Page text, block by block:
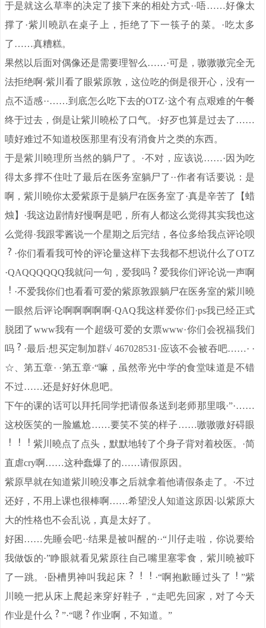
于是就这么草率的决定了接下来的相处方式··唔……好像太
撑了·紫川曉趴在桌子上，拒绝了下一筷子的菜。·吃太多
了……真糟糕。
果然以后面对偶像还是需要理智么……·可是，嗷嗷嗷完全无
法拒绝啊·紫川看了眼紫原敦，这位吃的倒是很开心，没有一
点不适感··……到底怎么吃下去的OTZ·这个有点艰难的午餐
终于过去，倒是让紫川曉松了口气。·好歹也算是过去了……
啧好难过不知道校医那里有没有消食片之类的东西。
于是紫川曉理所当然的躺尸了。·不对，应该说……·因为吃
得太多撑不住吐了最后在医务室躺尸了··作者有话要说：是
啊，紫川曉你太爱紫原于是躺尸在医务室了·真是辛苦了【蜡
烛】·我这边剧情好慢啊是吧，所有人都这么觉得其实我也这
么觉得·我跟零酱说一个星期之后完结，各位多给我点评论呗
·你们看看我可怜的评论量这样下去我都不想说什么了OTZ
·QAQQQQQQ我就问一句，爱我吗
爱我你们评论说一声啊
·不爱我你们也看看可爱的紫原敦跟躺尸在医务室的紫川曉
一眼然后评论啊啊啊啊啊·QAQ我这样爱你们·ps我已经正式
脱团了www我有一个超级可爱的女票www·你们会祝福我们
吗
·最后·想买定制加群√ 467028531·应该不会被吞吧……· ·
☆、第五章· ·第五章·“嘛，虽然帝光中学的食堂味道是不错
不过……还是好好休息吧。
下午的课的话可以拜托同学把请假条送到老师那里哦·”·……
这校医笑的一脸尴尬……要笑不笑的样子……嗷嗷嗷好碍眼
紫川曉点了点头，默默地转了个身子背对着校医。·简
直虐cry啊……这种蠢爆了的……请假原因。
紫原早就在知道紫川曉没事之后就拿着他请假条走了。·不过
还好，不用上课也很棒啊……希望没人知道这原因·以紫原大
大的性格也不会乱说，真是太好了。
好困……先睡会吧··结果是被叫醒的··“川仔走啦，你说要给
我做饭的·”睁眼就看见紫原往自己嘴里塞零食，紫川曉被吓
了一跳。·卧槽男神叫我起床
·“啊抱歉睡过头了
”紫
川曉一把从床上爬起来穿好鞋子，“走吧先回家，对了今天
作业是什么
”·“嗯
作业啊，不知道。”